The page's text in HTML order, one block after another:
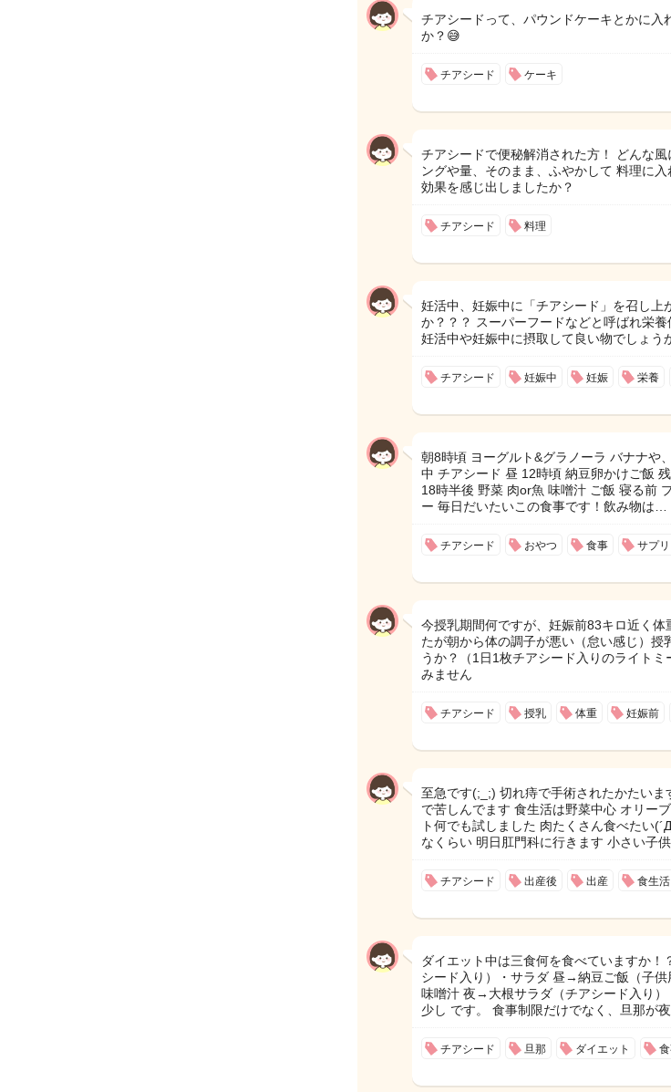
チアシードって、パウンドケーキとかに入
か？😅
チアシード ケーキ
チアシードで便秘解消された方！ どんな
ングや量、そのまま、ふやかして 料理に
効果を感じ出しましたか？
チアシード 料理
妊活中、妊娠中に「チアシード」を召し上
か？？？ スーパーフードなどと呼ばれ栄養
妊活中や妊娠中に摂取して良い物でしょう
チアシード 妊娠中 妊娠 栄養
朝8時頃 ヨーグルト&グラノーラ バナナや
中 チアシード 昼 12時頃 納豆卵かけご飯
18時半後 野菜 肉or魚 味噌汁 ご飯 寝る前
ー 毎日だいたいこの食事です！飲み物は…
チアシード おやつ 食事 サプリ
今授乳期間何ですが、妊娠前83キロ近く
たが朝から体の調子が悪い（怠い感じ）授
うか？（1日1枚チアシード入りのライト
みません
チアシード 授乳 体重 妊娠前
至急です(;_;) 切れ痔で手術されたかたい
で苦しんでます 食生活は野菜中心 オリー
ト何でも試しました 肉たくさん食べたい
なくらい 明日肛門科に行きます 小さい子
チアシード 出産後 出産 食生活
ダイエット中は三食何を食べていますか
シード入り）・サラダ 昼→納豆ご飯（子供
味噌汁 夜→大根サラダ（チアシード入り）
少し です。 食事制限だけでなく、旦那が
チアシード 旦那 ダイエット